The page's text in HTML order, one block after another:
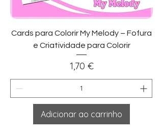
Cards para Colorir My Melody – Fofura
e Criatividade para Colorir
Preço
1,70 €
Adicionar ao carrinho